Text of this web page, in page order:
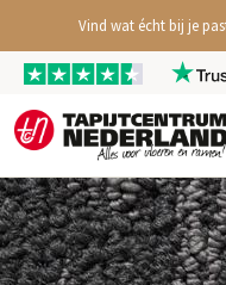
Vind wat écht bij je